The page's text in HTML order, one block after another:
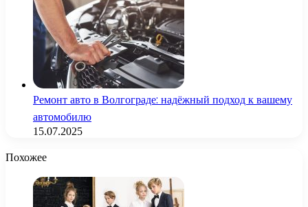
Ремонт авто в Волгограде: надёжный подход к вашему
автомобилю
15.07.2025
Похожее